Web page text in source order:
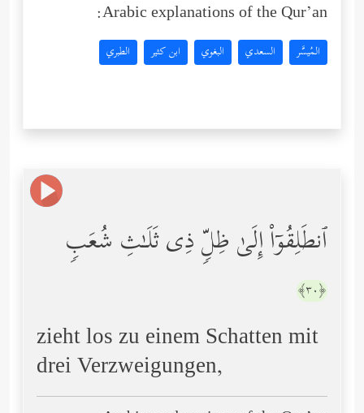
Arabic explanations of the Qur’an:
المُيسَّر السعدي البغوي ابن كثير الطبري
ٱنطَلِقُوۤاْ إِلَىٰ ظِلࣲّ ذِی ثَلَـٰثِ شُعَبࣲ
﴿٣٠﴾
zieht los zu einem Schatten mit
drei Verzweigungen,